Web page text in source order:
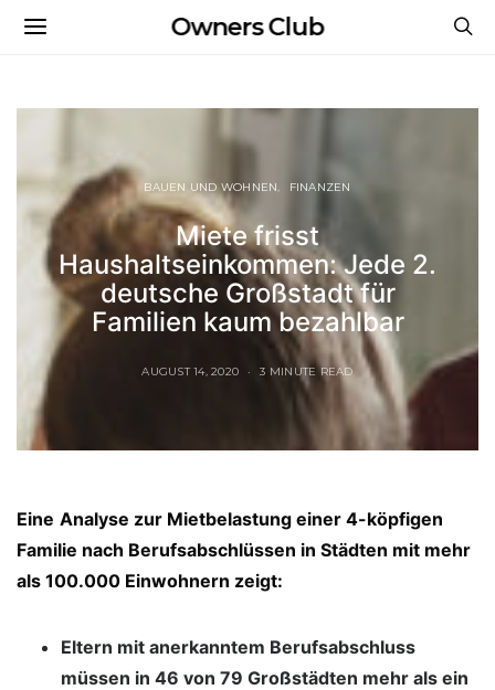
Owners Club
BAUEN UND WOHNEN FINANZEN
Miete frisst
Haushaltseinkommen: Jede 2.
deutsche Großstadt für
Familien kaum bezahlbar
AUGUST 14, 2020 3 MINUTE READ
Eine Analyse zur Mietbelastung einer 4-köpfigen
Familie nach Berufsabschlüssen in Städten mit mehr
als 100.000 Einwohnern zeigt:
Eltern mit anerkanntem Berufsabschluss
müssen in 46 von 79 Großstädten mehr als ein